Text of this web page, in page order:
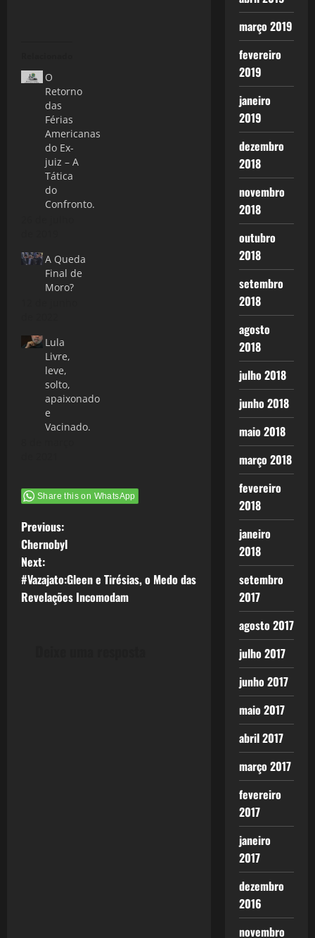
O
Retorno
das
Férias
Americanas
do Ex-
juiz – A
Tática
do
Confronto.
A Queda
Final de
Moro?
Lula
Livre,
leve,
solto,
apaixonado
e
Vacinado.
Share this on WhatsApp
P
o
s
Previous:
Chernobyl
Next:
#Vazajato:Gleen e Tirésias, o Medo das
Revelações Incomodam
março 2019
fevereiro
2019
janeiro
2019
dezembro
2018
novembro
2018
outubro
2018
setembro
2018
agosto
2018
julho 2018
junho 2018
maio 2018
março 2018
fevereiro
2018
janeiro
2018
setembro
2017
agosto 2017
julho 2017
junho 2017
maio 2017
abril 2017
março 2017
fevereiro
2017
janeiro
2017
dezembro
2016
novembro